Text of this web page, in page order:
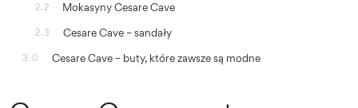
2.2 Mokasyny Cesare Cave
2.3 Cesare Cave – sandały
3.0 Cesare Cave – buty, które zawsze są modne